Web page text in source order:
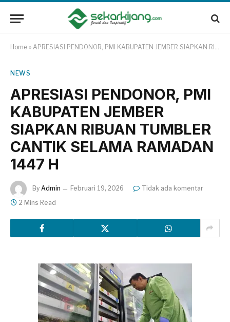
Home » APRESIASI PENDONOR, PMI KABUPATEN JEMBER SIAPKAN RIBUAN TUMBLER CANTIK SELAMA RAMADAN 1447 H
NEWS
APRESIASI PENDONOR, PMI
KABUPATEN JEMBER
SIAPKAN RIBUAN TUMBLER
CANTIK SELAMA RAMADAN
1447 H
By Admin Februari 19, 2026
Tidak ada komentar
2 Mins Read